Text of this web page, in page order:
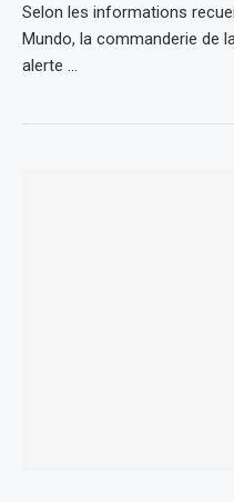
Selon les informations
Mundo, la commanderie de
alerte …